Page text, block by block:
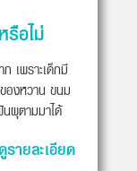
รือไม่
เพราะเด็กมี
องหวาน ขนม
ผุตามมาได้
รายละเอียด